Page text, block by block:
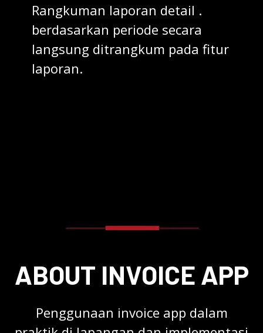
Rangkuman laporan detail .
berdasarkan periode secara
langsung ditrangkum pada fitur
laporan.
ABOUT INVOICE APP
Penggunaan invoice app dalam